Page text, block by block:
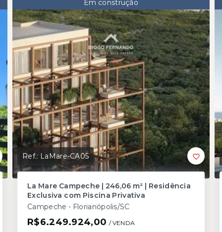
Em construção
Ref.: LaMare-CA05
La Mare Campeche | 246,06 m² | Residência
Exclusiva com Piscina Privativa
Campeche - Florianópolis/SC
R$6.249.924,00 / VENDA